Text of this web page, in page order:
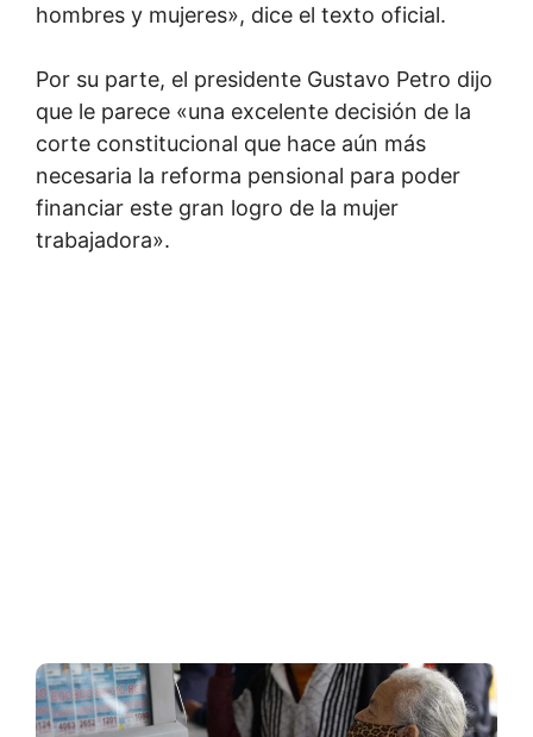
hombres y mujeres», dice el texto oficial.
Por su parte, el presidente Gustavo Petro dijo
que le parece «una excelente decisión de la
corte constitucional que hace aún más
necesaria la reforma pensional para poder
financiar este gran logro de la mujer
trabajadora».